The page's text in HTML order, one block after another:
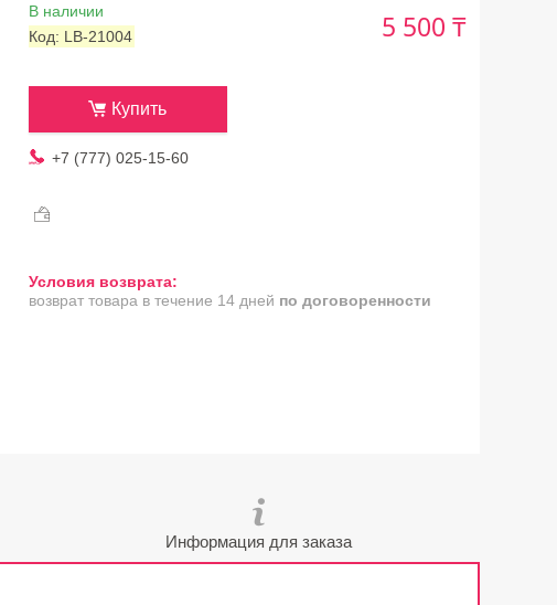
В наличии
Код: LB-21004 5 500 ₸
Купить
+7 (777) 025-15-60
возврат товара в течение 14 дней по договоренности
Информация для заказа